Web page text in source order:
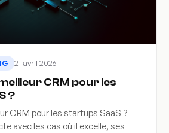
21 avril 2026
CRM pour les
?
CRM pour les startups SaaS ?
avec les cas où il excelle, ses